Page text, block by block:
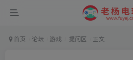
首页 论坛 游戏 提问区 正文